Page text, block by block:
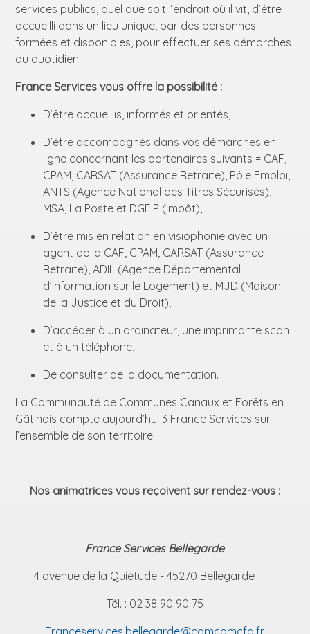
services publics, quel que soit l’endroit où il vit, d’être
accueilli dans un lieu unique, par des personnes
formées et disponibles, pour effectuer ses démarches
au quotidien.
France Services vous offre la possibilité :
D’être accueillis, informés et orientés,
D’être accompagnés dans vos démarches en
ligne concernant les partenaires suivants = CAF,
CPAM, CARSAT (Assurance Retraite), Pôle Emploi,
ANTS (Agence National des Titres Sécurisés),
MSA, La Poste et DGFIP (impôt),
D’être mis en relation en visiophonie avec un
agent de la CAF, CPAM, CARSAT (Assurance
Retraite), ADIL (Agence Départemental
d’Information sur le Logement) et MJD (Maison
de la Justice et du Droit),
D’accéder à un ordinateur, une imprimante scan
et à un téléphone,
De consulter de la documentation.
La Communauté de Communes Canaux et Forêts en
Gâtinais compte aujourd’hui 3 France Services sur
l’ensemble de son territoire.
Nos animatrices vous reçoivent sur rendez-vous :
France Services Bellegarde
4 avenue de la Quiétude - 45270 Bellegarde
Tél. : 02 38 90 90 75
Franceservices.bellegarde@comcomcfg.fr